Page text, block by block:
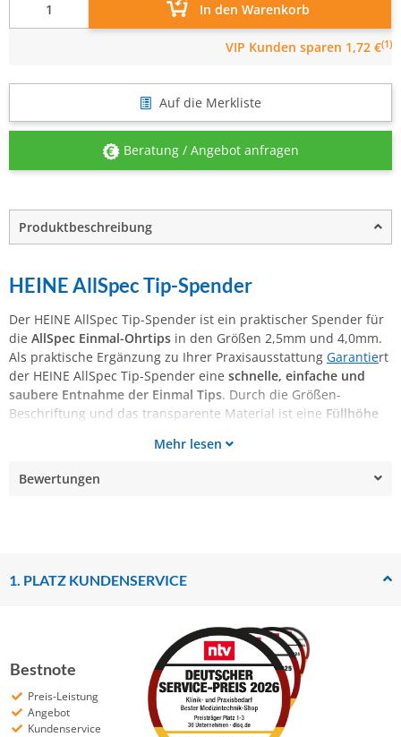
In den Warenkorb
VIP Kunden sparen 1,72 €(1)
Auf die Merkliste
Beratung / Angebot anfragen
Produktbeschreibung
HEINE AllSpec Tip-Spender
Der HEINE AllSpec Tip-Spender ist ein praktischer Spender für
die AllSpec Einmal-Ohrtips in den Größen 2,5mm und 4,0mm.
Als praktische Ergänzung zu Ihrer Praxisausstattung Garantiert
der HEINE AllSpec Tip-Spender eine schnelle, einfache und
saubere Entnahme der Einmal Tips. Durch die Größen-
Beschriftung und das transparente Material ist eine Füllhöhe
Mehr lesen
Bewertungen
1. PLATZ KUNDENSERVICE
Bestnote
Preis-Leistung
Angebot
Kundenservice